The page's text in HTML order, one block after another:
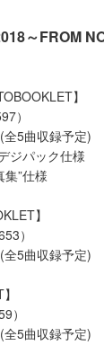
～FROM
】
）
5曲収録予定)
ジパック仕様
”仕様
】
）
5曲収録予定)
）
5曲収録予定)